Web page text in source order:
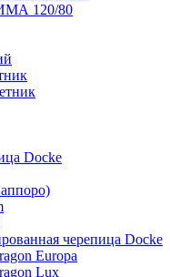
120/80
Docke
черепица Docke
Europa
Lux